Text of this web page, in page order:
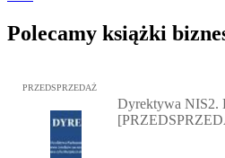
Polecamy książki
Przejdź do: Dyrektywa NIS2.
PRZEDSPRZEDAŻ
Dyrektywa NIS2.